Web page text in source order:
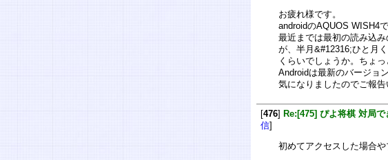
お疲れ様です。
androidのAQUOS WISH4
最近までは最初の読み込
が、半月&#12316;ひと月
くらいでしょうか。ちょ
Androidは最新のバージョン
気になりましたのでご報告
[476] Re:[475] ぴよ将棋 対局で
信]
初めてアクセスした場合